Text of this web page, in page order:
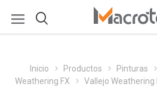
Inicio Productos Pinturas
Weathering FX
Vallejo Weathering